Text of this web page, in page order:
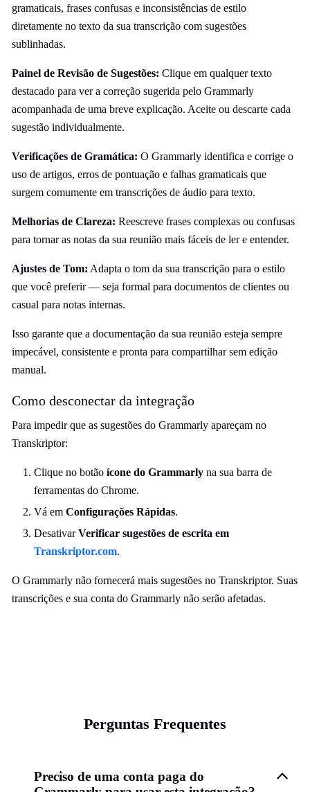
gramaticais, frases confusas e inconsistências de estilo
diretamente no texto da sua transcrição com sugestões
sublinhadas.
Painel de Revisão de Sugestões: Clique em qualquer texto
destacado para ver a correção sugerida pelo Grammarly
acompanhada de uma breve explicação. Aceite ou descarte cada
sugestão individualmente.
Verificações de Gramática: O Grammarly identifica e corrige o
uso de artigos, erros de pontuação e falhas gramaticais que
surgem comumente em transcrições de áudio para texto.
Melhorias de Clareza: Reescreve frases complexas ou confusas
para tornar as notas da sua reunião mais fáceis de ler e entender.
Ajustes de Tom: Adapta o tom da sua transcrição para o estilo
que você preferir — seja formal para documentos de clientes ou
casual para notas internas.
Isso garante que a documentação da sua reunião esteja sempre
impecável, consistente e pronta para compartilhar sem edição
manual.
Como desconectar da integração
Para impedir que as sugestões do Grammarly apareçam no
Transkriptor:
Clique no botão ícone do Grammarly na sua barra de
ferramentas do Chrome.
Vá em Configurações Rápidas.
DesativarVerificar sugestões de escrita em
Transkriptor.com.
O Grammarly não fornecerá mais sugestões no Transkriptor. Suas
transcrições e sua conta do Grammarly não serão afetadas.
Perguntas Frequentes
Preciso de uma conta paga do